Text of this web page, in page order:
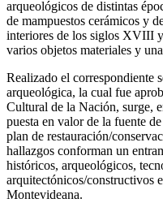
arqueológicos de distintas
de mampuestos cerámicos y
interiores de los siglos XVIII
varios objetos materiales y
Realizado el correspondiente
arqueológica, la cual fue
Cultural de la Nación, surge,
puesta en valor de la fuente
plan de restauración/
hallazgos conforman un
históricos, arqueológicos,
arquitectónicos/constructivos
Montevideana.